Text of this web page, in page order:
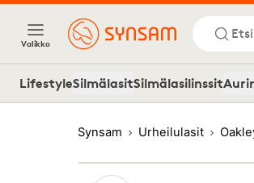
Valikko
LifestyleSilmälasitSilmälasilinssit
Synsam Urheilulasit